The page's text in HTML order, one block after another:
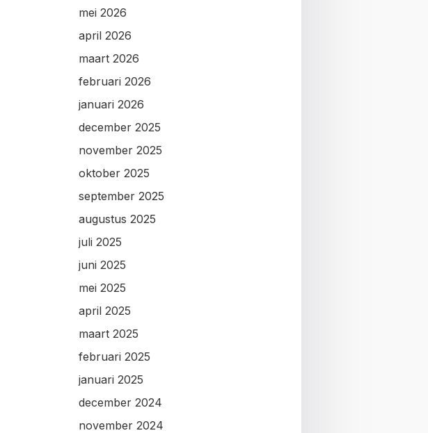
mei 2026
april 2026
maart 2026
februari 2026
januari 2026
december 2025
november 2025
oktober 2025
september 2025
augustus 2025
juli 2025
juni 2025
mei 2025
april 2025
maart 2025
februari 2025
januari 2025
december 2024
november 2024